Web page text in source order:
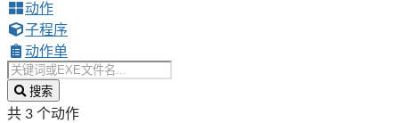
动作
子程序
动作单
搜索
共 3 个动作